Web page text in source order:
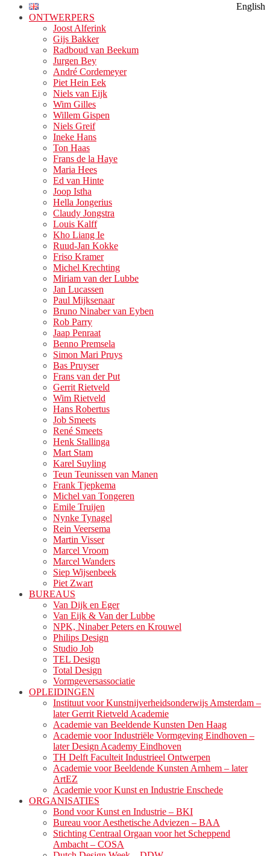
boven
scrollen
English
ONTWERPERS
Joost Alferink
Gijs Bakker
Radboud van Beekum
Jurgen Bey
André Cordemeyer
Piet Hein Eek
Niels van Eijk
Wim Gilles
Willem Gispen
Niels Greif
Ineke Hans
Ton Haas
Frans de la Haye
Maria Hees
Ed van Hinte
Joop Istha
Hella Jongerius
Claudy Jongstra
Louis Kalff
Kho Liang Ie
Ruud-Jan Kokke
Friso Kramer
Michel Krechting
Miriam van der Lubbe
Jan Lucassen
Paul Mijksenaar
Bruno Ninaber van Eyben
Rob Parry
Jaap Penraat
Benno Premsela
Simon Mari Pruys
Bas Pruyser
Frans van der Put
Gerrit Rietveld
Wim Rietveld
Hans Robertus
Job Smeets
René Smeets
Henk Stallinga
Mart Stam
Karel Suyling
Teun Teunissen van Manen
Frank Tjepkema
Michel van Tongeren
Emile Truijen
Nynke Tynagel
Rein Veersema
Martin Visser
Marcel Vroom
Marcel Wanders
Siep Wijsenbeek
Piet Zwart
BUREAUS
Van Dijk en Eger
Van Eijk & Van der Lubbe
NPK, Ninaber Peters en Krouwel
Philips Design
Studio Job
TEL Design
Total Design
Vormgeversassociatie
OPLEIDINGEN
Instituut voor Kunstnijverheidsonderwijs Amsterdam –
later Gerrit Rietveld Academie
Academie van Beeldende Kunsten Den Haag
Academie voor Industriële Vormgeving Eindhoven –
later Design Academy Eindhoven
TH Delft Faculteit Industrieel Ontwerpen
Academie voor Beeldende Kunsten Arnhem – later
ArtEZ
Academie voor Kunst en Industrie Enschede
ORGANISATIES
Bond voor Kunst en Industrie – BKI
Bureau voor Aesthetische Adviezen – BAA
Stichting Centraal Orgaan voor het Scheppend
Ambacht – COSA